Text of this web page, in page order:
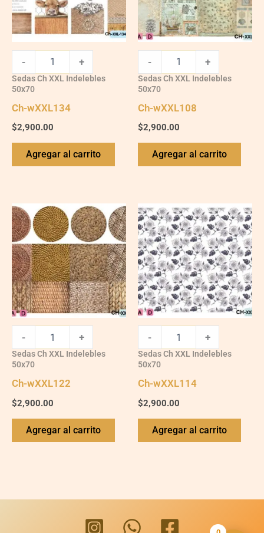
- +
Sedas Ch XXL Indelebles
50x70
Ch-wXXL134
$2,900.00
Agregar al carrito
- +
Sedas Ch XXL Indelebles
50x70
Ch-wXXL108
$2,900.00
Agregar al carrito
Ch-
wXXL122
quantity
- +
Sedas Ch XXL Indelebles
50x70
Ch-wXXL122
$2,900.00
Agregar al carrito
Ch-
wXXL114
quantity
- +
Sedas Ch XXL Indelebles
50x70
Ch-wXXL114
$2,900.00
Agregar al carrito